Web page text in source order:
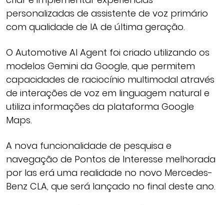
personalizadas de assistente de voz primário
com qualidade de IA de última geração.
O Automotive AI Agent foi criado utilizando os
modelos Gemini da Google, que permitem
capacidades de raciocínio multimodal através
de interações de voz em linguagem natural e
utiliza informações da plataforma Google
Maps.
A nova funcionalidade de pesquisa e
navegação de Pontos de Interesse melhorada
por Ias erá uma realidade no novo Mercedes-
Benz CLA, que será lançado no final deste ano.